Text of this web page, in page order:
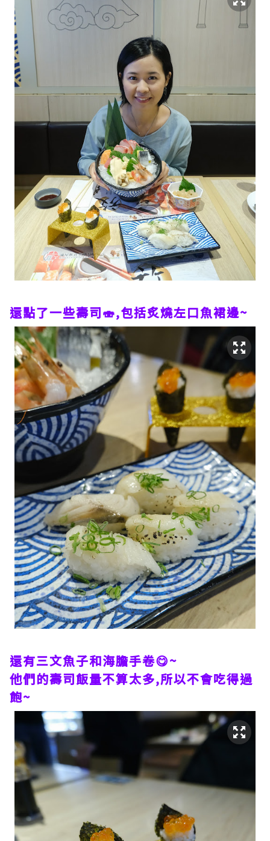
還點了一些壽司🍣,包括炙燒左口魚裙邊~
還有三文魚子和海膽手卷😋~
他們的壽司飯量不算太多,所以不會吃得過
飽~